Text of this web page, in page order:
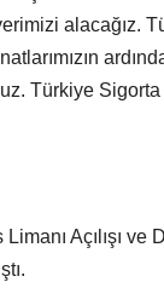
alacağız.
Türkiye
Açılışı ve